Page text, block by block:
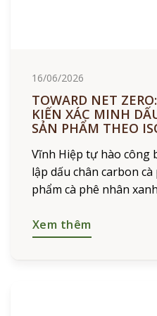
16/06/2026
TOWARD NET
KIẾN XÁC MINH
SẢN PHẨM THEO
Vĩnh Hiệp tự hào công
lập dấu chân carbon
phẩm cà phê nhân
Xem thêm